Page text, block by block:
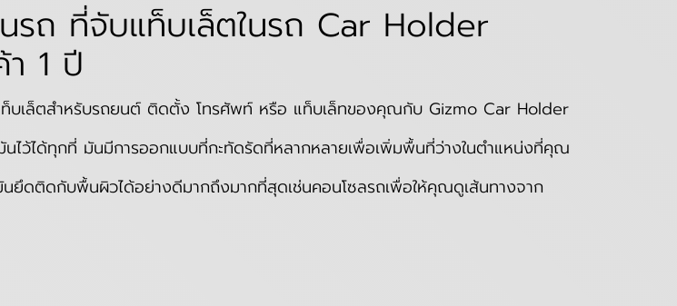
รถ ที่จับแท็บเล็ตในรถ Car Holder
1 ปี
ท็บเล็ตสำหรับรถยนต์ ติดตั้ง โทรศัพท์ หรือ แท็บเล็ทของคุณกับ Gizmo Car Holder
ว้ได้ทุกที่ มันมีการออกแบบที่กะทัดรัดที่หลากหลายเพื่อเพิ่มพื้นที่ว่างในตำแหน่งที่คุณ
ยึดติดกับพื้นผิวได้อย่างดีมากถึงมากที่สุดเช่นคอนโซลรถเพื่อให้คุณดูเส้นทางจาก